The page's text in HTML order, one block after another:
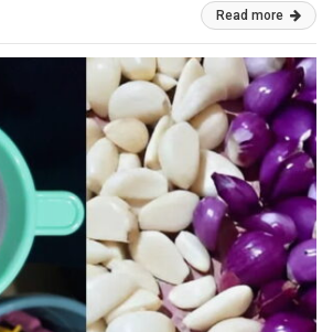
Read more